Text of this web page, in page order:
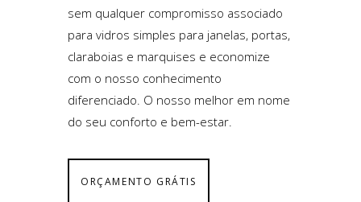
sem qualquer compromisso associado
para vidros simples para janelas, portas,
claraboias e marquises e economize
com o nosso conhecimento
diferenciado. O nosso melhor em nome
do seu conforto e bem-estar.
ORÇAMENTO GRÁTIS